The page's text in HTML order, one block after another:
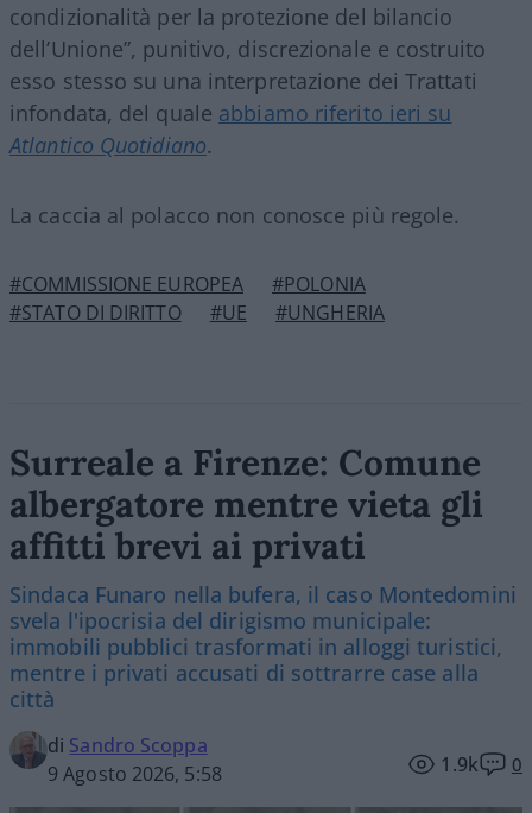
condizionalità per la protezione del bilancio
dell’Unione”, punitivo, discrezionale e costruito
esso stesso su una interpretazione dei Trattati
infondata, del quale abbiamo riferito ieri su
Atlantico Quotidiano.
La caccia al polacco non conosce più regole.
#COMMISSIONE EUROPEA
#POLONIA
#STATO DI DIRITTO
#UE #UNGHERIA
Surreale a Firenze: Comune
albergatore mentre vieta gli
affitti brevi ai privati
Sindaca Funaro nella bufera, il caso Montedomini
svela l'ipocrisia del dirigismo municipale:
immobili pubblici trasformati in alloggi turistici,
mentre i privati accusati di sottrarre case alla
città
di Sandro Scoppa
9 Agosto 2026, 5:58
1.9k 0